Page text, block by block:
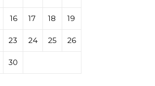
16 17 18 19
23 24 25 26
30